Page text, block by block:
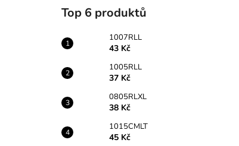
Top 6 produktů
1007RLL
43 Kč
1005RLL
37 Kč
0805RLXL
38 Kč
1015CMLT
45 Kč